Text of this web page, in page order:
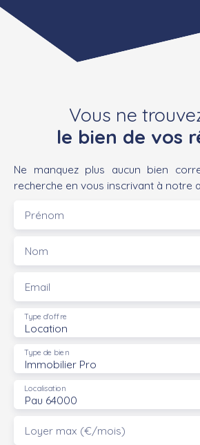
Vous ne
le bien de vos
Ne manquez plus aucun bien
recherche en vous inscrivant à notre
Prénom
Nom
Email
Location
Type d'offre
Immobilier Pro
Type de bien
Pau 64000
Localisation
Loyer max (€/mois)